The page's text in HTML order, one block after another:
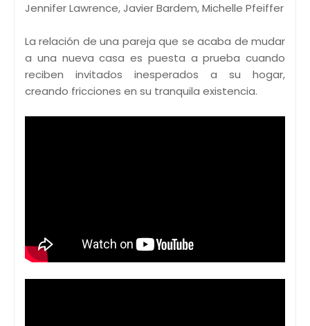
Jennifer Lawrence, Javier Bardem, Michelle Pfeiffer
La relación de una pareja que se acaba de mudar
a una nueva casa es puesta a prueba cuando
reciben invitados inesperados a su hogar,
creando fricciones en su tranquila existencia.